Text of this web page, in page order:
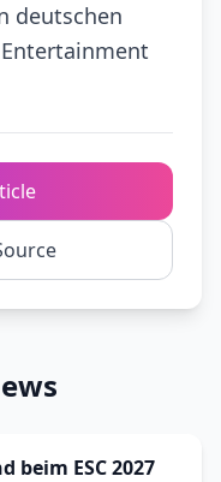
deutschen
beim ESC 2027